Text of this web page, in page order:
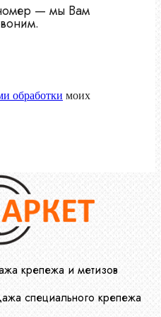
— мы Вам
обработки моих
крепежа и метизов
специального крепежа